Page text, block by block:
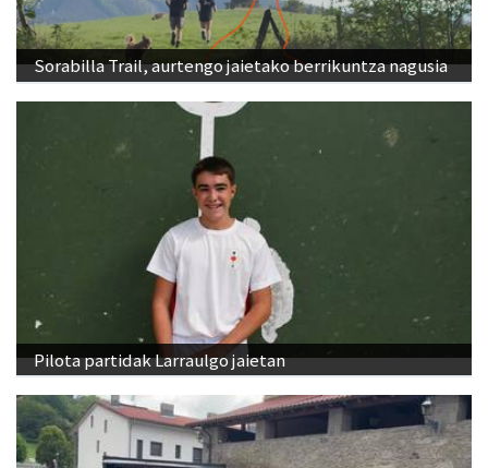
Sorabilla Trail, aurtengo jaietako berrikuntza nagusia
Pilota partidak Larraulgo jaietan